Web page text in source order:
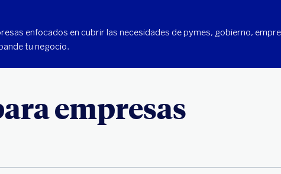
enfocados en cubrir las necesidades de pymes, gobierno,
tu negocio.
empresas